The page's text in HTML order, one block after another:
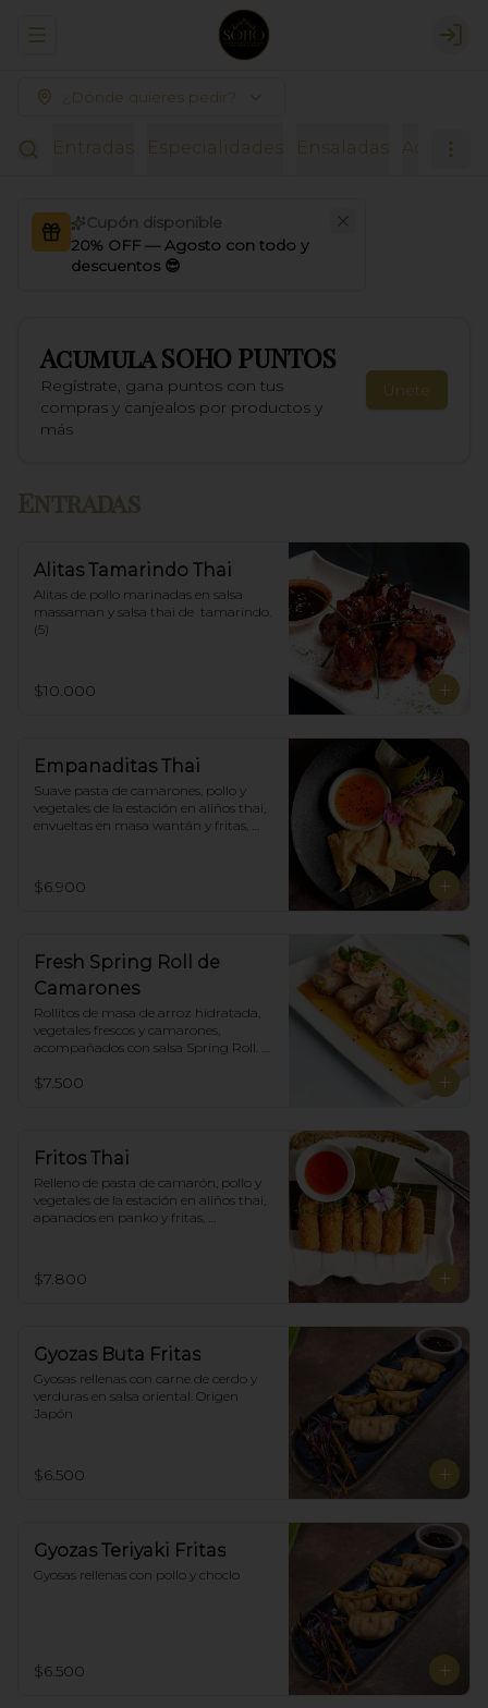
Abrir menu de navegación
¿Dónde quieres pedir?
Entradas Especialidades Ensaladas
Cupón disponible
20% OFF — Agosto con todo y
descuentos 😎
AcumulaSOHO PUNTOS
Regístrate, gana puntos con tus
compras y canjealos por productos y
más
Únete
Entradas
Alitas Tamarindo Thai
Alitas de pollo marinadas en salsa
massaman y salsa thai de  tamarindo.
(5)
$10.000
Empanaditas Thai
Suave pasta de camarones, pollo y
vegetales de la estación en aliños thai,
envueltas en masa wantán y fritas,
$6.900
Fresh Spring Roll de
Camarones
Rollitos de masa de arroz hidratada,
vegetales frescos y camarones,
acompañados con salsa Spring Roll.
$7.500
Fritos Thai
Relleno de pasta de camarón, pollo y
vegetales de la estación en aliños thai,
apanados en panko y fritas,
$7.800
Gyozas Buta Fritas
Gyosas rellenas con carne de cerdo y
verduras en salsa oriental. Origen
Japón
$6.500
Gyozas Teriyaki Fritas
Gyosas rellenas con pollo y choclo
$6.500